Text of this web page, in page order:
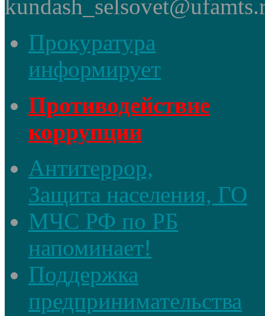
Прокуратура
информирует
Противодействие
коррупции
Антитеррор,
Защита населения, ГО
МЧС РФ по РБ
напоминает!
Поддержка
предпринимательства